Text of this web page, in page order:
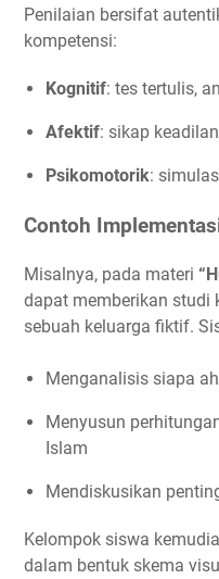
Penilaian bersifat
kompetensi:
Kognitif: tes tertulis,
Afektif: sikap
Psikomotorik:
Contoh
Misalnya, pada materi
dapat memberikan studi
sebuah keluarga fiktif.
Menganalisis siapa
Menyusun
Islam
Mendiskusikan
Kelompok siswa
dalam bentuk skema